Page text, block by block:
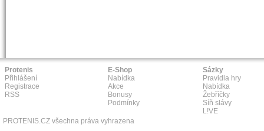
Protenis
Přihlášení
Registrace
RSS
E-Shop
Nabídka
Akce
Bonusy
Podmínky
Sázky
Pravidla hry
Nabídka
Žebříčky
Síň slávy
L!VE
PROTENIS.CZ všechna práva vyhrazena